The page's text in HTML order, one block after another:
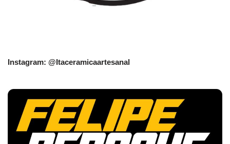
Instagram: @Itaceramicaartesanal